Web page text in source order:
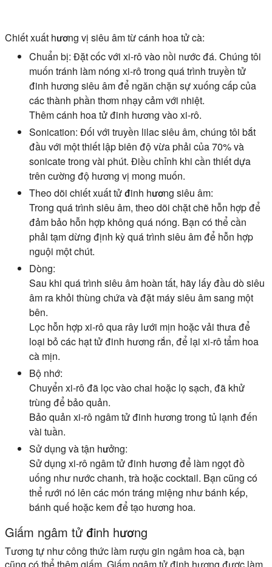
Chiết xuất hương vị siêu âm từ cánh hoa tử cà:
Chuẩn bị: Đặt cốc với xi-rô vào nồi nước đá. Chúng tôi
muốn tránh làm nóng xi-rô trong quá trình truyền tử
đinh hương siêu âm để ngăn chặn sự xuống cấp của
các thành phần thơm nhạy cảm với nhiệt.
Thêm cánh hoa tử đinh hương vào xi-rô.
Sonication: Đối với truyền lilac siêu âm, chúng tôi bắt
đầu với một thiết lập biên độ vừa phải của 70% và
sonicate trong vài phút. Điều chỉnh khi cần thiết dựa
trên cường độ hương vị mong muốn.
Theo dõi chiết xuất tử đinh hương siêu âm:
Trong quá trình siêu âm, theo dõi chặt chẽ hỗn hợp để
đảm bảo hỗn hợp không quá nóng. Bạn có thể cần
phải tạm dừng định kỳ quá trình siêu âm để hỗn hợp
nguội một chút.
Dòng:
Sau khi quá trình siêu âm hoàn tất, hãy lấy đầu dò siêu
âm ra khỏi thùng chứa và đặt máy siêu âm sang một
bên.
Lọc hỗn hợp xi-rô qua rây lưới mịn hoặc vải thưa để
loại bỏ các hạt tử đinh hương rắn, để lại xi-rô tẩm hoa
cà mịn.
Bộ nhớ:
Chuyển xi-rô đã lọc vào chai hoặc lọ sạch, đã khử
trùng để bảo quản.
Bảo quản xi-rô ngâm tử đinh hương trong tủ lạnh đến
vài tuần.
Sử dụng và tận hưởng:
Sử dụng xi-rô ngâm tử đinh hương để làm ngọt đồ
uống như nước chanh, trà hoặc cocktail. Bạn cũng có
thể rưới nó lên các món tráng miệng như bánh kếp,
bánh quế hoặc kem để tạo hương hoa.
Giấm ngâm tử đinh hương
Tương tự như công thức làm rượu gin ngâm hoa cà, bạn